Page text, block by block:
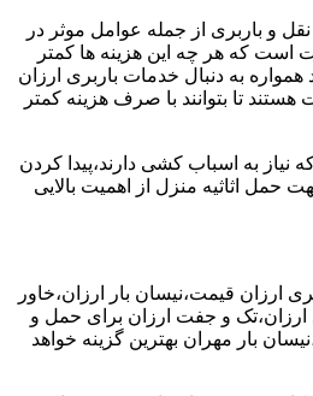
و باربری از جمله عوامل موثر در
است که هر چه این هزینه ها کمتر
همواره به دنبال خدمات باربری ارزان
تا بتوانند با صرف هزینه کمتر
نیاز به اسباب کشی دارند،پیدا کردن
اثاثیه منزل از اهمیت بالایی
ارزان قیمت،نیسان بار ارزان،خاور
ارزان،تک و جفت ارزان برای حمل و
بار مهران بهترین گزینه خواهد